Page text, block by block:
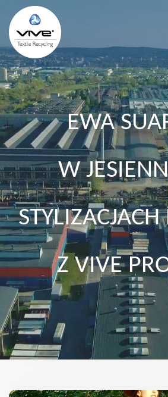
EWA
W
STYLIZACJACH
Z VIVE